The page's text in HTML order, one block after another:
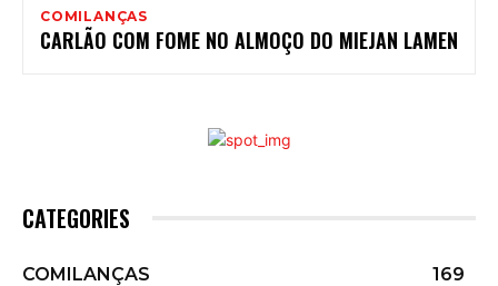
COMILANÇAS
CARLÃO COM FOME NO ALMOÇO DO MIEJAN LAMEN
CATEGORIES
COMILANÇAS
169